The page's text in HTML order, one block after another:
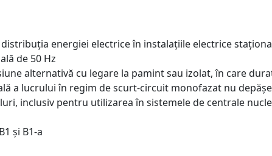
energiei electrice în instalațiile electrice
de 50 Hz
alternativă cu legare la pamint sau izolat, în care
a lucrului în regim de scurt-circuit monofazat nu
inclusiv pentru utilizarea în sistemele de centrale
și B1-a